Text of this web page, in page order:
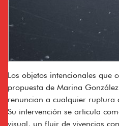
Los objetos intencionales que
propuesta de Marina
renuncian a cualquier ruptura
Su intervención se articula